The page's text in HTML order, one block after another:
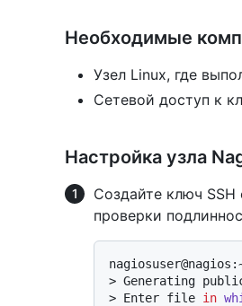
Необходимые
Узел Linux, где
Сетевой доступ к
Настройка узла
Создайте ключ SSH
проверки
> Generating
> Enter file in